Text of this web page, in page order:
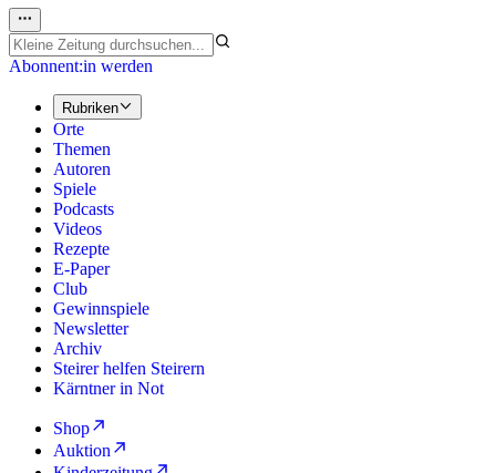
Abonnent:in werden
Rubriken
Orte
Themen
Autoren
Spiele
Podcasts
Videos
Rezepte
E-Paper
Club
Gewinnspiele
Newsletter
Archiv
Steirer helfen Steirern
Kärntner in Not
Shop
Auktion